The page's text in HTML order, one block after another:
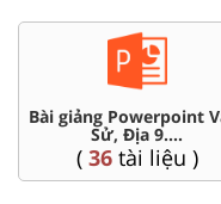
Bài giảng Powerpoint
Sử, Địa 9....
( 36tài liệu )